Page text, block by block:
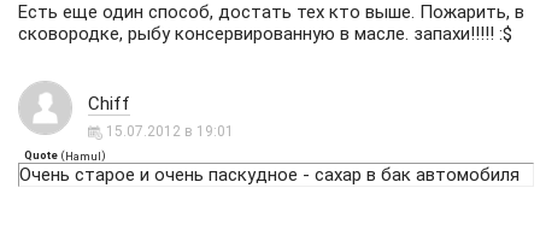
Есть еще один способ, достать тех кто выше. Пожарить, в
сковородке, рыбу консервированную в масле. запахи!!!!! :$
Chiff
15.07.2012 в 19:01
Quote (Hamul)
Очень старое и очень паскудное - сахар в бак автомобиля